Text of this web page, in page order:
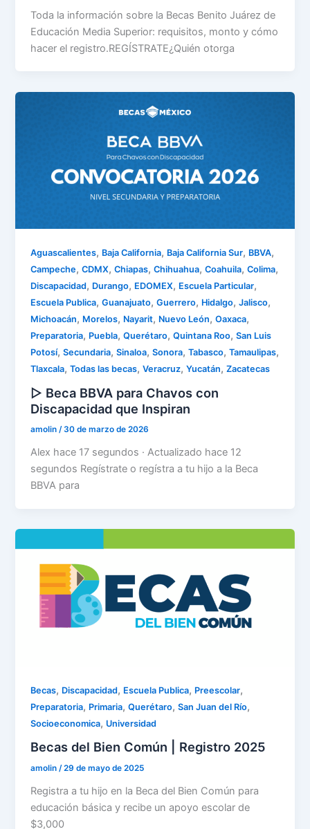
Toda la información sobre la Becas Benito Juárez de
Educación Media Superior: requisitos, monto y cómo
hacer el registro.REGÍSTRATE¿Quién otorga
Aguascalientes, Baja California, Baja California Sur, BBVA,
Campeche,CDMX,Chiapas,Chihuahua,Coahuila,Colima,
Discapacidad, Durango, EDOMEX, Escuela Particular,
Escuela Publica,Guanajuato,Guerrero, Hidalgo,Jalisco,
Michoacán, Morelos, Nayarit, Nuevo León,Oaxaca,
Preparatoria, Puebla,Querétaro,Quintana Roo,San Luis
Potosí,Secundaria,Sinaloa,Sonora,Tabasco,Tamaulipas,
Tlaxcala,Todas las becas,Veracruz,Yucatán,Zacatecas
▷ Beca BBVA para Chavos con
Discapacidad que Inspiran
amolin/30 de marzo de 2026
Alex hace 17 segundos · Actualizado hace 12
segundos Regístrate o regístra a tu hijo a la Beca
BBVA para
Becas, Discapacidad, Escuela Publica, Preescolar,
Preparatoria, Primaria,Querétaro,San Juan del Río,
Socioeconomica, Universidad
Becas del Bien Común | Registro 2025
amolin/29 de mayo de 2025
Registra a tu hijo en la Beca del Bien Común para
educación básica y recibe un apoyo escolar de
$3,000